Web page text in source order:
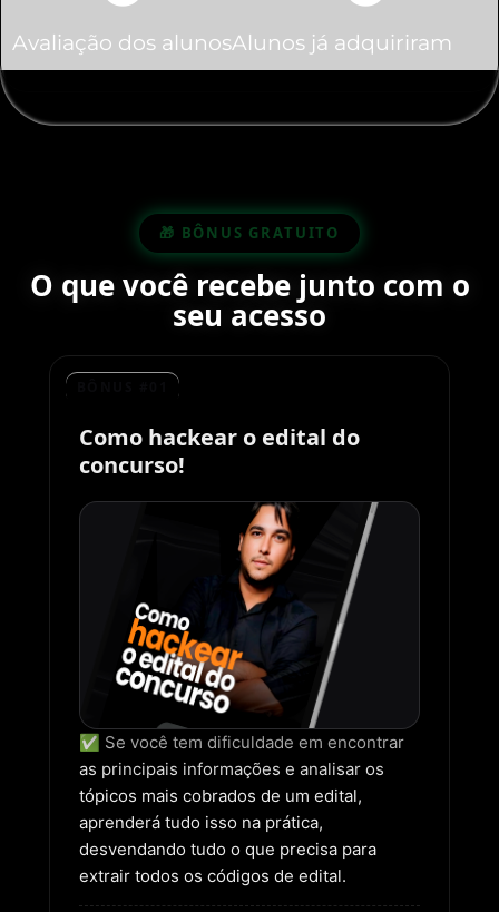
Avaliação dos alunosAlunos já adquiriram
🎁 BÔNUS GRATUITO
O que você recebe junto com o
seu acesso
Como hackear o edital do
concurso!
✅ Se você tem dificuldade em encontrar
as principais informações e analisar os
tópicos mais cobrados de um edital,
aprenderá tudo isso na prática,
desvendando tudo o que precisa para
extrair todos os códigos de edital.